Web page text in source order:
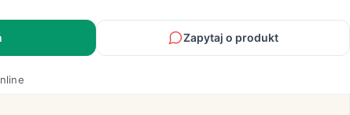
Zapytaj o produkt